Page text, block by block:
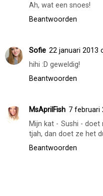
Ah, wat een snoes!
Beantwoorden
Sofie 22 januari 2013
hihi :D geweldig!
Beantwoorden
MsAprilFish 7 februari
Mijn kat - Sushi - doet
tjah, dan doet ze het
Beantwoorden